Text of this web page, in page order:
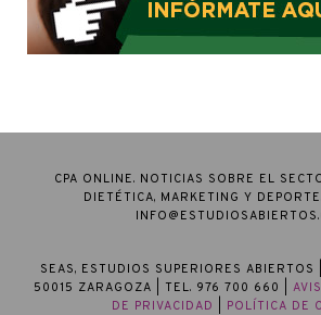
CPA ONLINE. NOTICIAS SOBRE EL
DIETÉTICA, MARKETING Y
SEAS, ESTUDIOS SUPERIORES ABIERTOS
50015 ZARAGOZA | TEL. 976 700 660 |
DE PRIVACIDAD
POLÍTICA DE